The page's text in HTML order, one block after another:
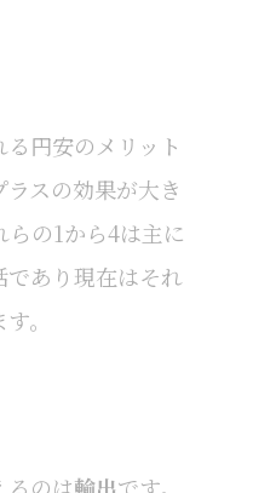
円安のメリット
スの効果が大き
の1から4は主に
あり現在はそれ
。